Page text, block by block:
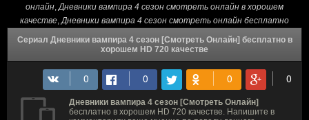
онлайн,Дневники вампира 4 сезон смотреть онлайн в хорошем
качестве,Дневники вампира 4 сезон смотреть онлайн бесплатно
Сериал Дневники вампира 4 сезон [Смотреть Онлайн] бесплатно в
хорошем HD 720 качестве
Дневники вампира 4 сезон [Смотреть Онлайн]
бесплатно в хорошем HD 720 качестве. Напишите в